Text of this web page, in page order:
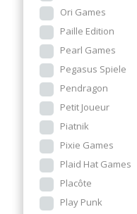
Ori Games
Paille Edition
Pearl Games
Pegasus Spiele
Pendragon
Petit Joueur
Piatnik
Pixie Games
Plaid Hat Games
Placôte
Play Punk